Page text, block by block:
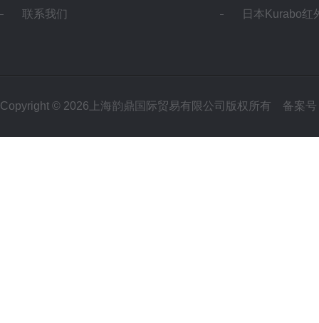
联系我们 日本Kurabo红
Copyright © 2026上海韵鼎国际贸易有限公司版权所有 备案